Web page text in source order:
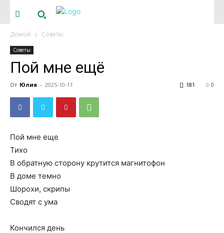
Домой Советы
Советы
Пой мне ещё
От Юлия - 2025-10-11 0
181
Пой мне еще
Тихо
В обратную сторону крутится магнитофон
В доме темно
Шорохи, скрипы
Сводят с ума
Кончился день